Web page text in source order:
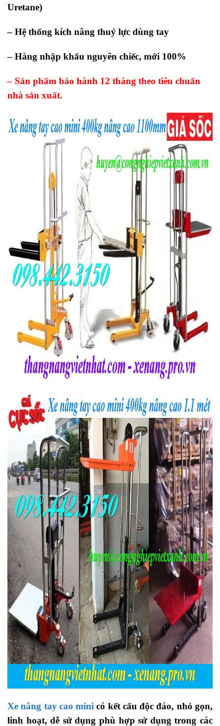
Uretane)
– Hệ thống kích nâng thuỷ lực dùng tay
– Hàng nhập khẩu nguyên chiếc, mới 100%
– Sản phẩm bảo hành 12 tháng theo tiêu chuẩn
nhà sản xuất.
Xe nâng tay cao mini có kết cấu độc đáo, nhỏ gọn,
linh hoạt, dễ sử dụng phù hợp sử dụng trong các